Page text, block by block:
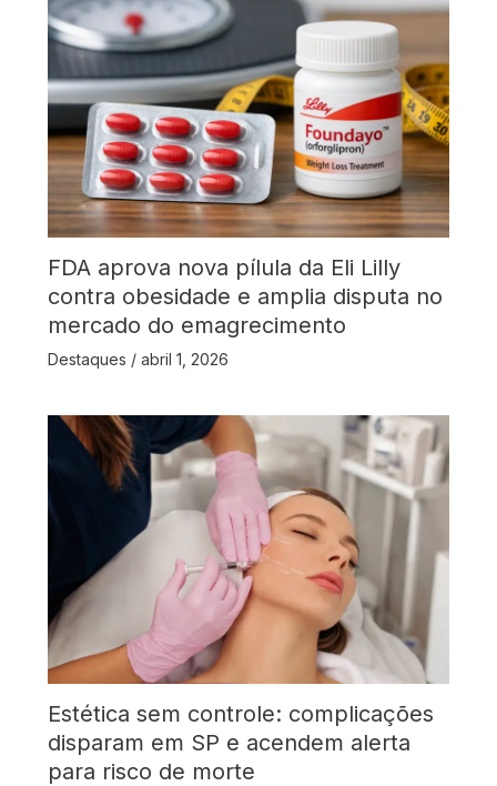
FDA aprova nova pílula da Eli Lilly
contra obesidade e amplia disputa no
mercado do emagrecimento
Destaques / abril 1, 2026
Estética sem controle: complicações
disparam em SP e acendem alerta
para risco de morte